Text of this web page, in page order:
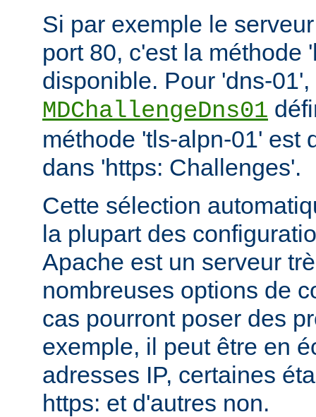
Si par exemple le
port 80, c'est la méthode
disponible. Pour 'dns-
MDChallengeDns01
méthode 'tls-alpn-01' est
dans 'https: Challenges'.
Cette sélection
la plupart des
Apache est un serveur
nombreuses options de
cas pourront poser des
exemple, il peut être en
adresses IP, certaines
https: et d'autres non.